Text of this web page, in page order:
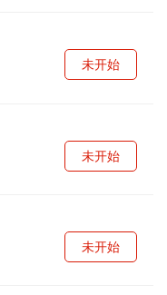
未开始
未开始
未开始